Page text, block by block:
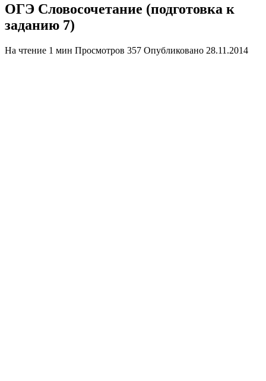
ОГЭ Словосочетание (подготовка к
заданию 7)
На чтение 1 мин Просмотров 357 Опубликовано 28.11.2014